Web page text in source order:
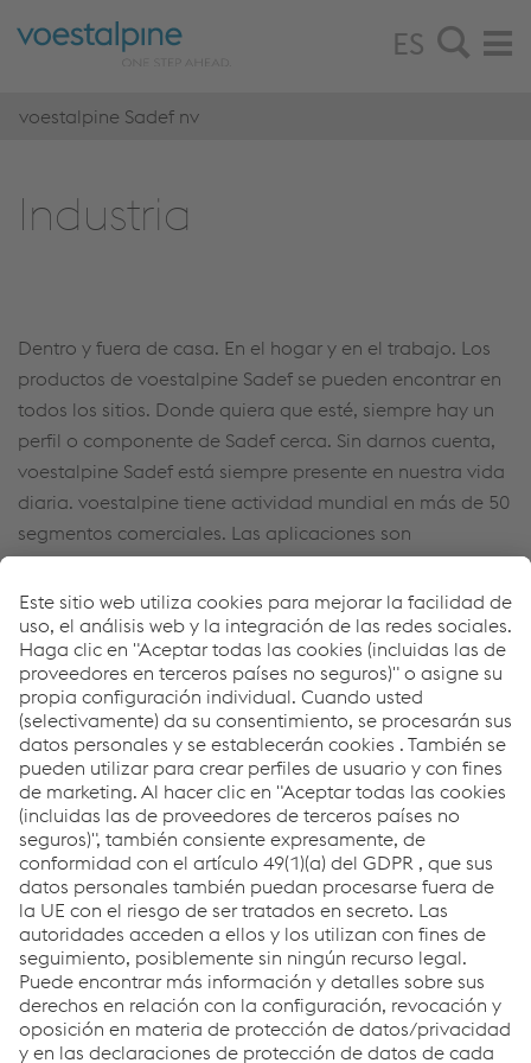
ES
voestalpine Sadef nv
In­dus­tria
Dentro y fuera de casa. En el hogar y en el trabajo. Los
productos de voestalpine Sadef se pueden encontrar en
todos los sitios. Donde quiera que esté, siempre hay un
perfil o componente de Sadef cerca. Sin darnos cuenta,
voestalpine Sadef está siempre presente en nuestra vida
diaria. voestalpine tiene actividad mundial en más de 50
segmentos comerciales. Las aplicaciones son
prácticamente infinitas. ¡Descubra nuestras posibilidades
de perfilado!